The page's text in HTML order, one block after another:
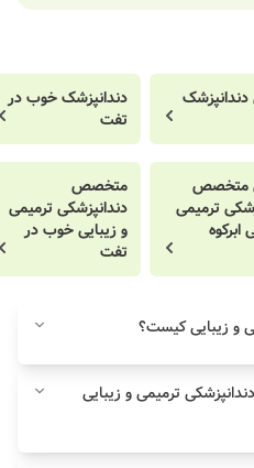
دندانپزشک
دندانپزشک خوب در
تفت
متخصص
ترمیمی
ابرکوه
متخصص
دندانپزشکی ترمیمی
و زیبایی خوب در
تفت
و زیبایی کیست؟
ترمیمی و زیبایی